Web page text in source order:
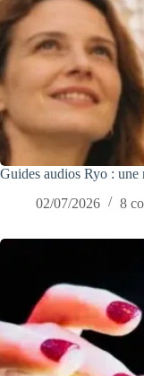
Guides audios Ryo :
02/07/2026
8